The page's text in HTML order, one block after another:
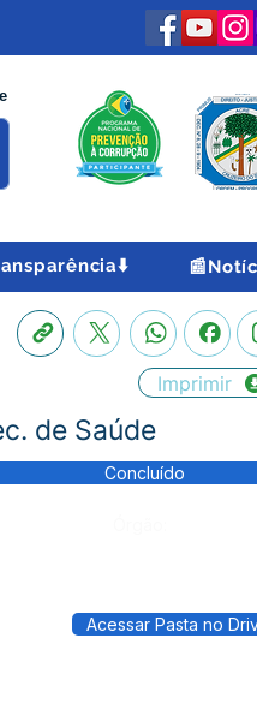
Imprimir
de Saúde
Concluído
Acessar Pasta no